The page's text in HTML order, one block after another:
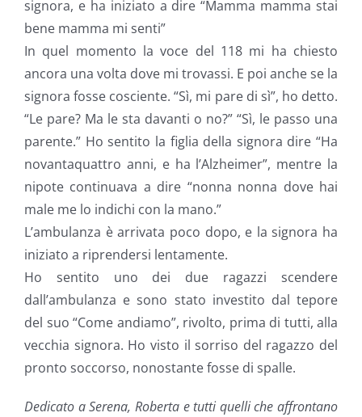
signora, e ha iniziato a dire “Mamma mamma stai
bene mamma mi senti”
In quel momento la voce del 118 mi ha chiesto
ancora una volta dove mi trovassi. E poi anche se la
signora fosse cosciente. “Sì, mi pare di sì”, ho detto.
“Le pare? Ma le sta davanti o no?” “Sì, le passo una
parente.” Ho sentito la figlia della signora dire “Ha
novantaquattro anni, e ha l’Alzheimer”, mentre la
nipote continuava a dire “nonna nonna dove hai
male me lo indichi con la mano.”
L’ambulanza è arrivata poco dopo, e la signora ha
iniziato a riprendersi lentamente.
Ho sentito uno dei due ragazzi scendere
dall’ambulanza e sono stato investito dal tepore
del suo “Come andiamo”, rivolto, prima di tutti, alla
vecchia signora. Ho visto il sorriso del ragazzo del
pronto soccorso, nonostante fosse di spalle.
Dedicato a Serena, Roberta e tutti quelli che affrontano